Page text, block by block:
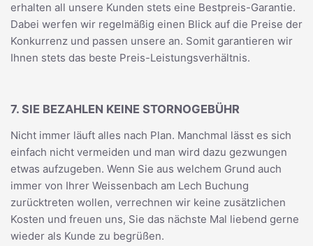
erhalten all unsere Kunden stets eine Bestpreis-Garantie.
Dabei werfen wir regelmäßig einen Blick auf die Preise der
Konkurrenz und passen unsere an. Somit garantieren wir
Ihnen stets das beste Preis-Leistungsverhältnis.
7. SIE BEZAHLEN KEINE STORNOGEBÜHR
Nicht immer läuft alles nach Plan. Manchmal lässt es sich
einfach nicht vermeiden und man wird dazu gezwungen
etwas aufzugeben. Wenn Sie aus welchem Grund auch
immer von Ihrer Weissenbach am Lech Buchung
zurücktreten wollen, verrechnen wir keine zusätzlichen
Kosten und freuen uns, Sie das nächste Mal liebend gerne
wieder als Kunde zu begrüßen.